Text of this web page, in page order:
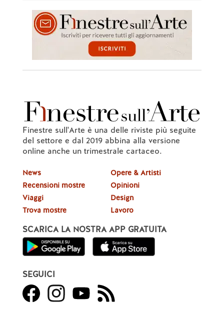
Finestre sull'Arte è una delle riviste più seguite
del settore e dal 2019 abbina alla versione
online anche un trimestrale cartaceo.
News
Recensioni mostre
Viaggi
Trova mostre
Opere & Artisti
Opinioni
Design
Lavoro
SCARICA LA NOSTRA APP GRATUITA
SEGUICI